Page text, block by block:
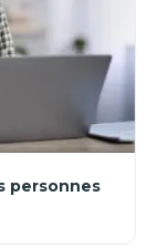
personnes